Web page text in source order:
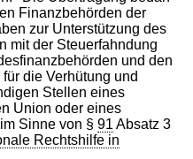
Finanzbehörden der
zur Unterstützung des
mit der Steuerfahndung
und den
die Verhütung und
Stellen eines
Union oder eines
Sinne von §91 Absatz 3
Rechtshilfe in